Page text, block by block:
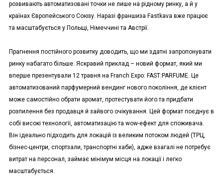
розвивають автоматизовані точки не лише на рідному ринку, а й у
країнах Європейського Союзу. Наразі франшиза Fastkava вже працює
та масштабується у Польщі, Німеччині та Австрії.
Прагнення постійного розвитку доводить, що ми здатні запропонувати
ринку набагато більше. Яскравий приклад – новий формат, який ми
вперше презентували 12 травня на Franch Expo: FAST:PARFUME. Це
автоматизований парфумерний вендинг нового покоління, де клієнт
може самостійно обрати аромат, протестувати його та придбати
розпилення без продавця й зайвого очікування. Цей формат поєднує в
собі високі технології, автоматизацію та wow-ефект для споживача.
Він ідеально підходить для локацій із великим потоком людей (ТРЦ,
бізнес-центри, спортзали, транспортні хаби), адже взагалі не потребує
витрат на персонал, займає мінімум місця на локації і легко
масштабується.